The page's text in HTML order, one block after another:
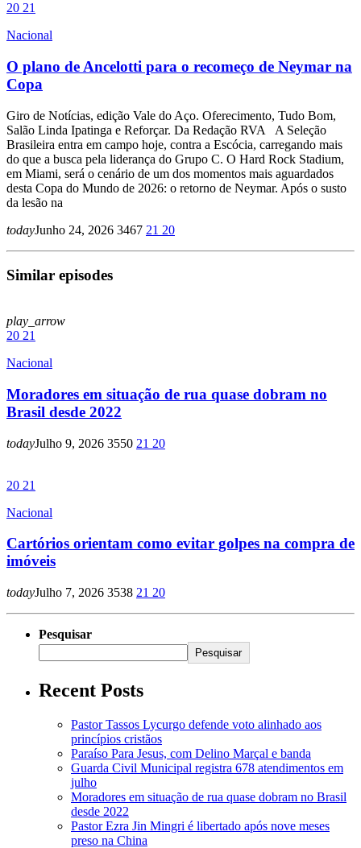
20 21
Nacional
O plano de Ancelotti para o recomeço de Neymar na
Copa
Giro de Notícias, edição Vale do Aço. Oferecimento, Tudo Bom,
Salão Linda Ipatinga e Reforçar. Da Redação RVA A Seleção
Brasileira entra em campo hoje, contra a Escócia, carregando mais
do que a busca pela liderança do Grupo C. O Hard Rock Stadium,
em Miami, será o cenário de um dos momentos mais aguardados
desta Copa do Mundo de 2026: o retorno de Neymar. Após o susto
da lesão na
todayJunho 24, 2026 3467 21 20
Similar episodes
play_arrow
20 21
Nacional
Moradores em situação de rua quase dobram no
Brasil desde 2022
todayJulho 9, 2026 3550 21 20
20 21
Nacional
Cartórios orientam como evitar golpes na compra de
imóveis
todayJulho 7, 2026 3538 21 20
Pesquisar
Pesquisar
Recent Posts
Pastor Tassos Lycurgo defende voto alinhado aos
princípios cristãos
Paraíso Para Jesus, com Delino Marçal e banda
Guarda Civil Municipal registra 678 atendimentos em
julho
Moradores em situação de rua quase dobram no Brasil
desde 2022
Pastor Ezra Jin Mingri é libertado após nove meses
preso na China